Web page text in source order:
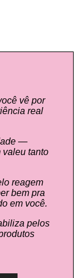
vê por
real
—
valeu tanto
reagem
bem pra
em você.
pelos